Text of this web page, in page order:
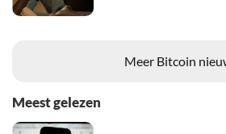
Meer Bitcoin
Meest gelezen